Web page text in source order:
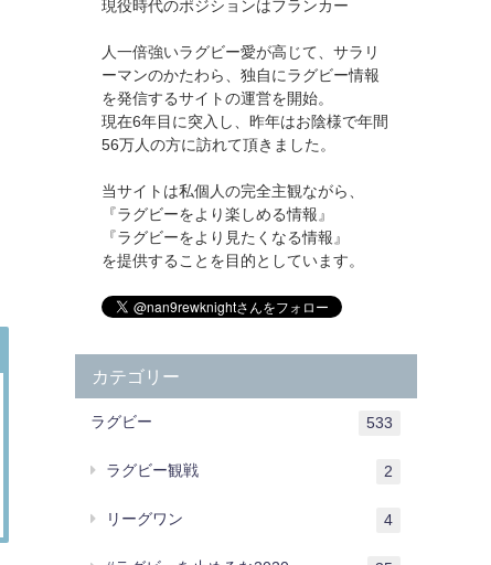
現役時代のポジションはフランカー
人一倍強いラグビー愛が高じて、サラリ
ーマンのかたわら、独自にラグビー情報
を発信するサイトの運営を開始。
現在6年目に突入し、昨年はお陰様で年間
56万人の方に訪れて頂きました。
当サイトは私個人の完全主観ながら、
『ラグビーをより楽しめる情報』
『ラグビーをより見たくなる情報』
を提供することを目的としています。
カテゴリー
ラグビー 533
ラグビー観戦 2
リーグワン 4